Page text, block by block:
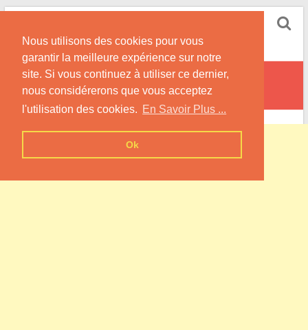
Nous utilisons des cookies pour vous
garantir la meilleure expérience sur notre
site. Si vous continuez à utiliser ce dernier,
nous considérerons que vous acceptez
l'utilisation des cookies. En Savoir Plus ...
Ok
Skip
content
Informations sur les Pompes à Chaleur
Bellange